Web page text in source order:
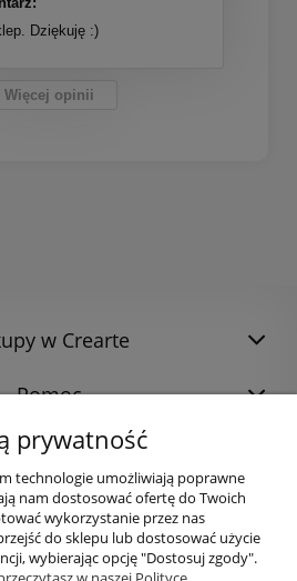
Dziękuję :)
Więcej opinii
w Crearte
Pomoc
prywatność
technologie umożliwiają poprawne
nam dostosować ofertę do Twoich
wykorzystanie przez nas
do sklepu lub dostosować użycie
wybierając opcję "Dostosuj zgody".